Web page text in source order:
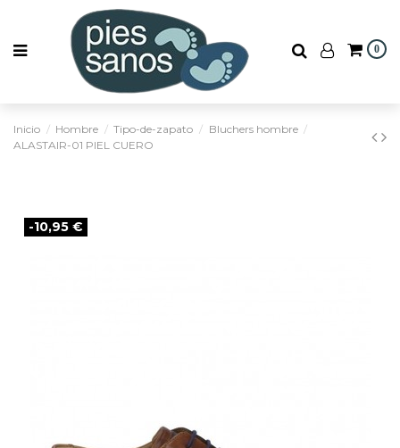
0
Inicio Hombre Tipo-de-zapato
Bluchers hombre
ALASTAIR-01 PIEL CUERO
-10,95 €